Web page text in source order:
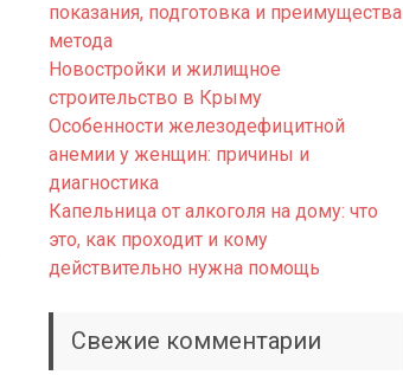
показания, подготовка и преимущества
метода
Новостройки и жилищное
строительство в Крыму
Особенности железодефицитной
анемии у женщин: причины и
диагностика
Капельница от алкоголя на дому: что
это, как проходит и кому
действительно нужна помощь
Свежие комментарии